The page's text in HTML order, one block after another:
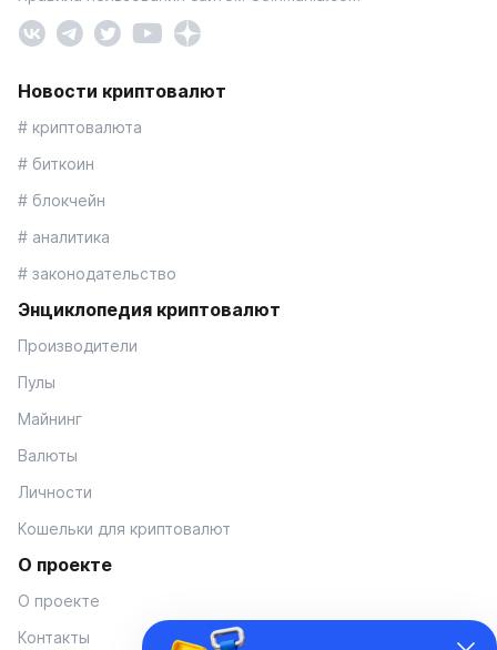
Новости криптовалют
# криптовалюта
# биткоин
# блокчейн
# аналитика
# законодательство
Энциклопедия криптовалют
Производители
Пулы
Майнинг
Валюты
Личности
Кошельки для криптовалют
О проекте
О проекте
Контакты